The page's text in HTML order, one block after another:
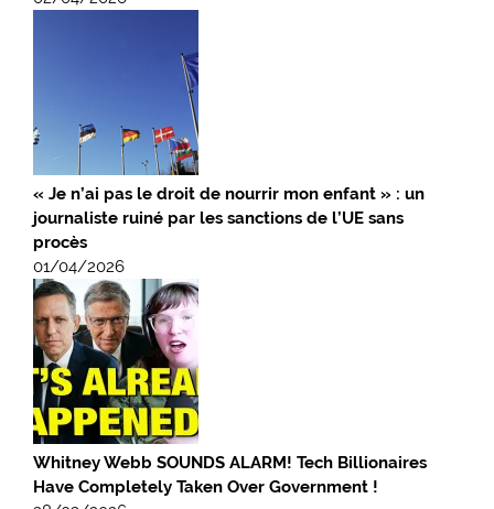
« Je n’ai pas le droit de nourrir mon enfant » : un
journaliste ruiné par les sanctions de l’UE sans
procès
01/04/2026
Whitney Webb SOUNDS ALARM! Tech Billionaires
Have Completely Taken Over Government !